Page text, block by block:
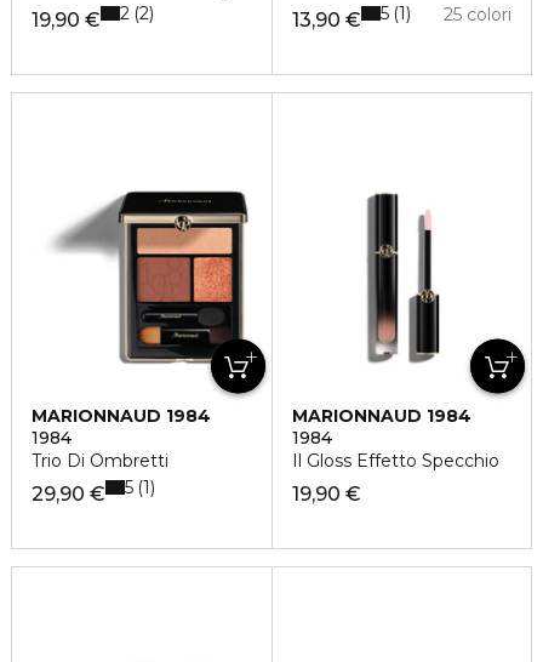
19,90 € 2 2 13,90 € 25 colori
5 1
MARIONNAUD 1984
1984
Trio Di Ombretti
29,90 € 5 1
MARIONNAUD 1984
1984
Il Gloss Effetto Specchio
19,90 €